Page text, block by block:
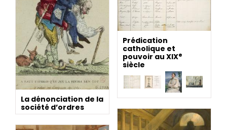
La dénonciation de la
société d’ordres
Prédication
catholique et
pouvoir au XIXe
siècle